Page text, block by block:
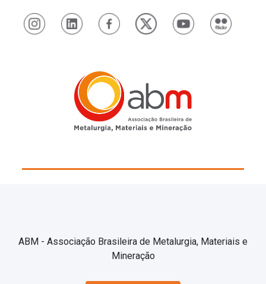
ABM - Associação Brasileira de Metalurgia, Materiais e
Mineração